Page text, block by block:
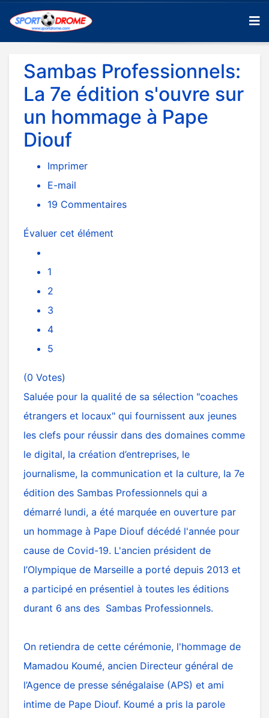
Sambas Professionnels:
La 7e édition s'ouvre sur
un hommage à Pape
Diouf
Imprimer
E-mail
19 Commentaires
Évaluer cet élément
1
2
3
4
5
(0 Votes)
Saluée pour la qualité de sa sélection "coaches
étrangers et locaux" qui fournissent aux jeunes
les clefs pour réussir dans des domaines comme
le digital, la création d’entreprises, le
journalisme, la communication et la culture, la 7e
édition des Sambas Professionnels qui a
démarré lundi, a été marquée en ouverture par
un hommage à Pape Diouf décédé l'année pour
cause de Covid-19. L'ancien président de
l’Olympique de Marseille a porté depuis 2013 et
a participé en présentiel à toutes les éditions
durant 6 ans des Sambas Professionnels.
On retiendra de cette cérémonie, l'hommage de
Mamadou Koumé, ancien Directeur général de
l’Agence de presse sénégalaise (APS) et ami
intime de Pape Diouf. Koumé a pris la parole